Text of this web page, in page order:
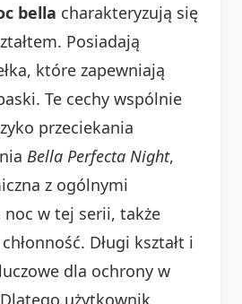
bella charakteryzują się
Posiadają
które zapewniają
Te cechy wspólnie
przeciekania
Bella Perfecta Night,
z ogólnymi
w tej serii, także
Długi kształt i
dla ochrony w
użytkownik